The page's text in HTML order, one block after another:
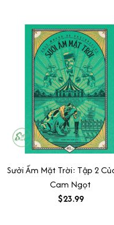
Sưởi Ấm Mặt Trời: Tập 2
Cam Ngọt
$23.99